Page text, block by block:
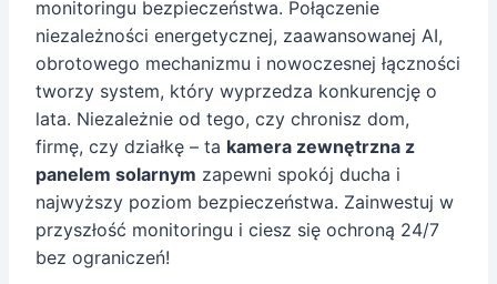
monitoringu bezpieczeństwa. Połączenie
niezależności energetycznej, zaawansowanej AI,
obrotowego mechanizmu i nowoczesnej łączności
tworzy system, który wyprzedza konkurencję o
lata. Niezależnie od tego, czy chronisz dom,
firmę, czy działkę – ta kamera zewnętrzna z
panelem solarnym zapewni spokój ducha i
najwyższy poziom bezpieczeństwa. Zainwestuj w
przyszłość monitoringu i ciesz się ochroną 24/7
bez ograniczeń!